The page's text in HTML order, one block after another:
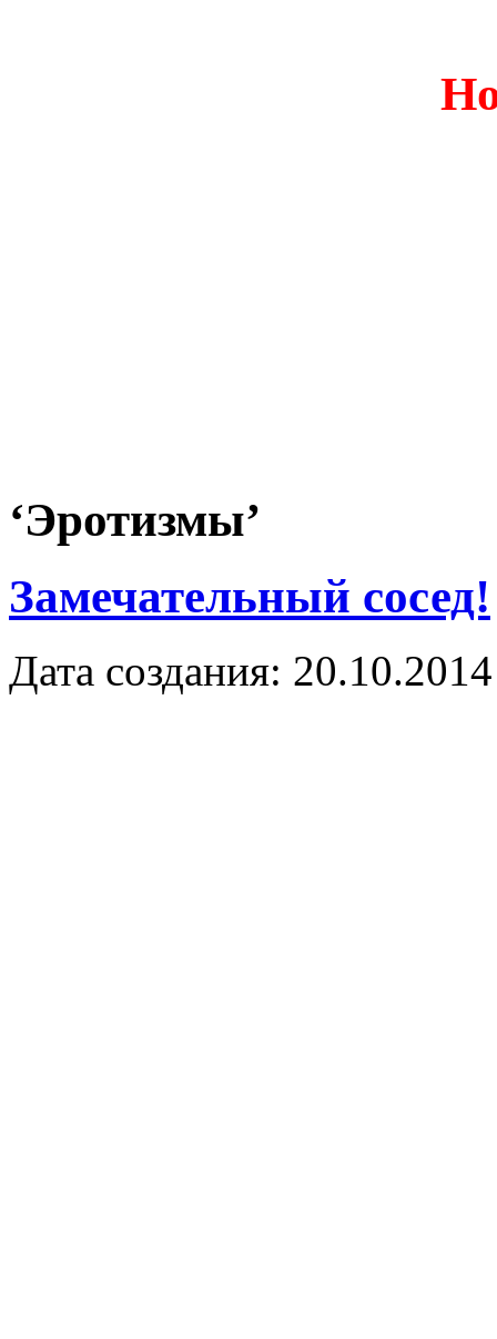
‘Эротизмы’
Замечательный сосед!
Дата создания: